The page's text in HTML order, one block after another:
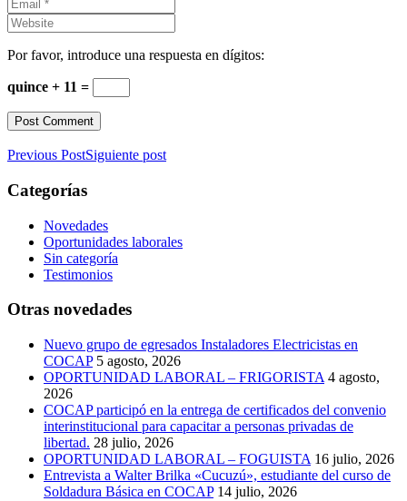
Por favor, introduce una respuesta en dígitos:
quince + 11 =
Previous PostSiguiente post
Categorías
Novedades
Oportunidades laborales
Sin categoría
Testimonios
Otras novedades
Nuevo grupo de egresados Instaladores Electricistas en
COCAP 5 agosto, 2026
OPORTUNIDAD LABORAL – FRIGORISTA 4 agosto,
2026
COCAP participó en la entrega de certificados del convenio
interinstitucional para capacitar a personas privadas de
libertad. 28 julio, 2026
OPORTUNIDAD LABORAL – FOGUISTA 16 julio, 2026
Entrevista a Walter Brilka «Cucuzú», estudiante del curso de
Soldadura Básica en COCAP 14 julio, 2026